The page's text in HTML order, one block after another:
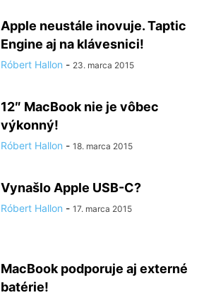
Apple neustále inovuje. Taptic
Engine aj na klávesnici!
Róbert Hallon - 23. marca 2015
12″ MacBook nie je vôbec
výkonný!
Róbert Hallon - 18. marca 2015
Vynašlo Apple USB-C?
Róbert Hallon - 17. marca 2015
MacBook podporuje aj externé
batérie!